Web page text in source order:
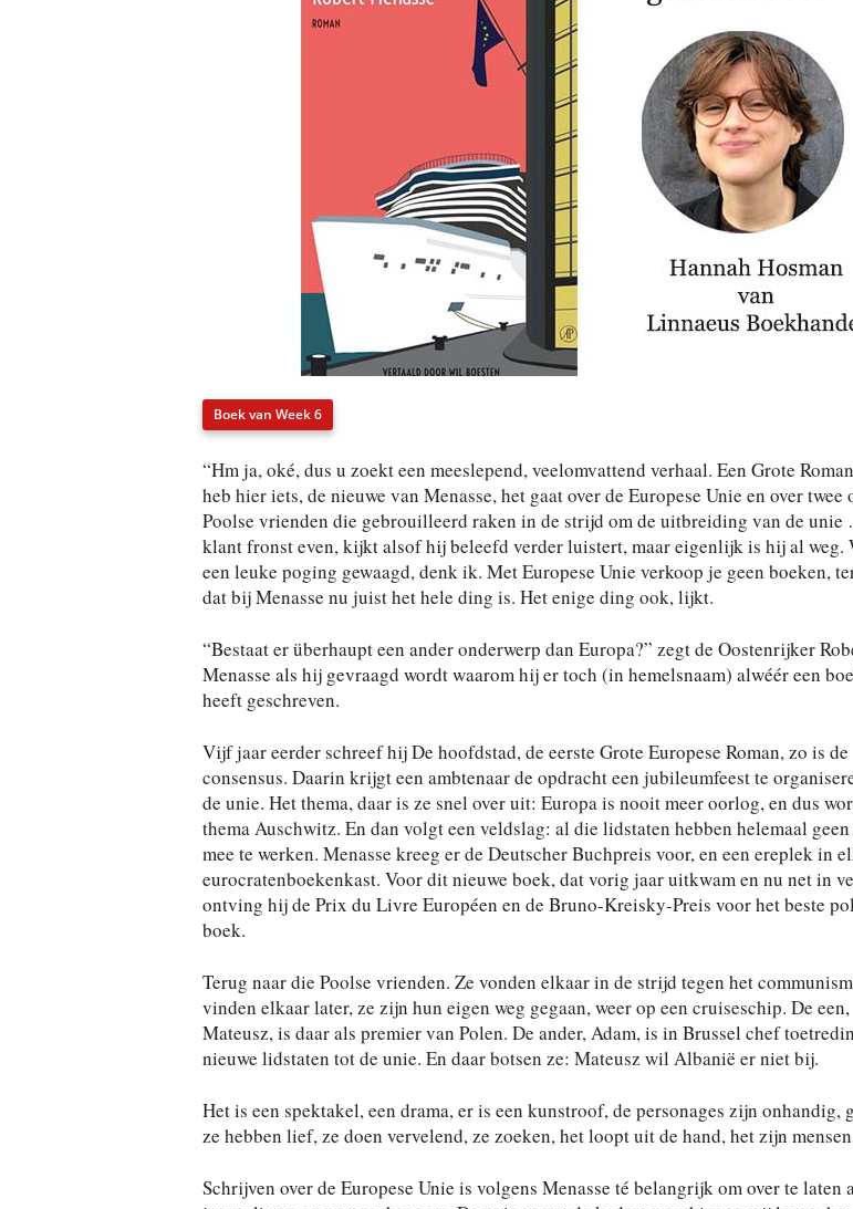
Boek van Week 6
“Hm ja, oké, dus u zoekt een meeslepend, veelomvattend verhaal. Een Grote
heb hier iets, de nieuwe van Menasse, het gaat over de Europese Unie en over twee
Poolse vrienden die gebrouilleerd raken in de strijd om de uitbreiding van de unie
klant fronst even, kijkt alsof hij beleefd verder luistert, maar eigenlijk is hij al weg.
een leuke poging gewaagd, denk ik. Met Europese Unie verkoop je geen boeken,
dat bij Menasse nu juist het hele ding is. Het enige ding ook, lijkt.
“Bestaat er überhaupt een ander onderwerp dan Europa?” zegt de Oostenrijker
Menasse als hij gevraagd wordt waarom hij er toch (in hemelsnaam) alwéér een
heeft geschreven.
Vijf jaar eerder schreef hij De hoofdstad, de eerste Grote Europese Roman, zo is de
consensus. Daarin krijgt een ambtenaar de opdracht een jubileumfeest te
de unie. Het thema, daar is ze snel over uit: Europa is nooit meer oorlog, en dus
thema Auschwitz. En dan volgt een veldslag: al die lidstaten hebben helemaal
mee te werken. Menasse kreeg er de Deutscher Buchpreis voor, en een ereplek in
eurocratenboekenkast. Voor dit nieuwe boek, dat vorig jaar uitkwam en nu net in
ontving hij de Prix du Livre Européen en de Bruno-Kreisky-Preis voor het beste
boek.
Terug naar die Poolse vrienden. Ze vonden elkaar in de strijd tegen het
vinden elkaar later, ze zijn hun eigen weg gegaan, weer op een cruiseschip. De een,
Mateusz, is daar als premier van Polen. De ander, Adam, is in Brussel chef
nieuwe lidstaten tot de unie. En daar botsen ze: Mateusz wil Albanië er niet bij.
Het is een spektakel, een drama, er is een kunstroof, de personages zijn onhandig,
ze hebben lief, ze doen vervelend, ze zoeken, het loopt uit de hand, het zijn
Schrijven over de Europese Unie is volgens Menasse té belangrijk om over te laten